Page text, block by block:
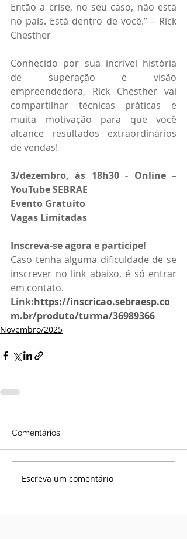
Então a crise, no seu caso, não está
no país. Está dentro de você.” – Rick
Chesther
Conhecido por sua incrível história
de superação e visão
empreendedora, Rick Chesther vai
compartilhar técnicas práticas e
muita motivação para que você
alcance resultados extraordinários
de vendas!
3/dezembro, às 18h30 - Online –
YouTube SEBRAE
Evento Gratuito
Vagas Limitadas
Inscreva-se agora e participe!
Caso tenha alguma dificuldade de se
inscrever no link abaixo, é só entrar
em contato.
Link:https://inscricao.sebraesp.co
m.br/produto/turma/36989366
Novembro/2025
Comentários
Escreva um comentário